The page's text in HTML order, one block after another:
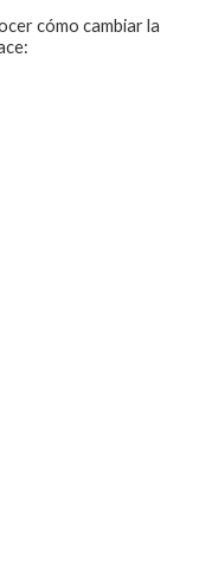
cómo cambiar la